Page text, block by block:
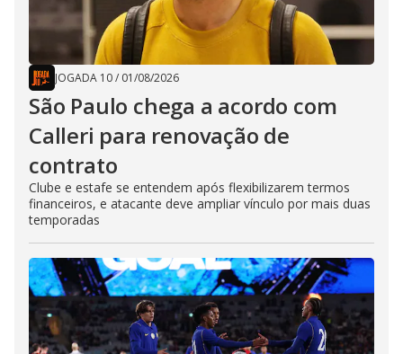
JOGADA 10/ 01/08/2026
São Paulo chega a acordo com
Calleri para renovação de
contrato
Clube e estafe se entendem após flexibilizarem termos
financeiros, e atacante deve ampliar vínculo por mais duas
temporadas